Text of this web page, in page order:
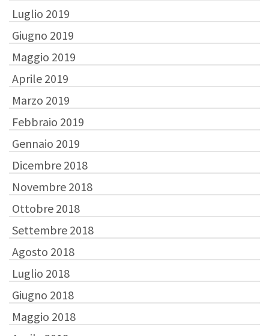
Luglio 2019
Giugno 2019
Maggio 2019
Aprile 2019
Marzo 2019
Febbraio 2019
Gennaio 2019
Dicembre 2018
Novembre 2018
Ottobre 2018
Settembre 2018
Agosto 2018
Luglio 2018
Giugno 2018
Maggio 2018